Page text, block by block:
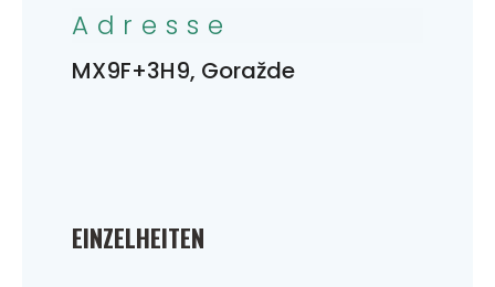
EINZELHEITEN
Adresse
MX9F+3H9, Goražde